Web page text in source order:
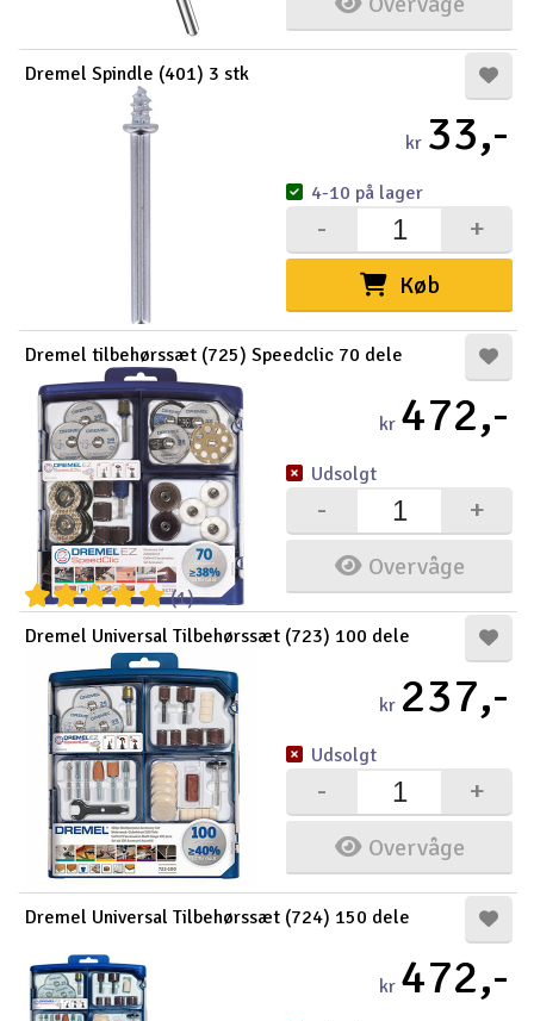
Dremel Spindle (401) 3 stk
kr 33,-
Køb
+
-
4-10 på lager
Dremel tilbehørssæt (725) Speedclic 70 dele
(1)
kr 472,-
Overvåge
+
-
Udsolgt
Dremel Universal Tilbehørssæt (723) 100 dele
kr 237,-
Overvåge
+
-
Udsolgt
Dremel Universal Tilbehørssæt (724) 150 dele
kr 472,-